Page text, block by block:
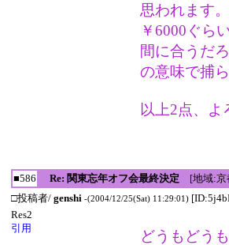
思われます
￥6000ぐら
間に合うだ
の意味で捕
以上2点、よ
■586 Re: 関東忘年オフ会最終決定 [地域:京
□投稿者/ genshi -(2004/12/25(Sat) 11:29:01)
Res2
引用
どうもどう